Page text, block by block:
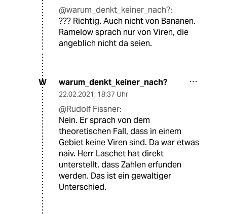
@warum_denkt_keiner_nach?:
??? Richtig. Auch nicht von Bananen.
Ramelow sprach nur von Viren, die
angeblich nicht da seien.
W warum_denkt_keiner_nach?
22.02.2021, 18:37 Uhr
@Rudolf Fissner:
Nein. Er sprach von dem
theoretischen Fall, dass in einem
Gebiet keine Viren sind. Da war etwas
naiv. Herr Laschet hat direkt
unterstellt, dass Zahlen erfunden
werden. Das ist ein gewaltiger
Unterschied.